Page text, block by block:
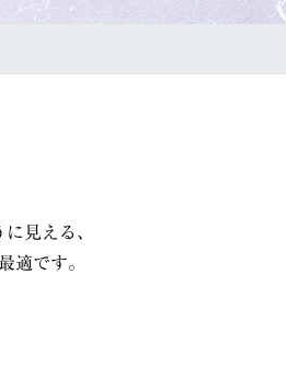
見える、
適です。